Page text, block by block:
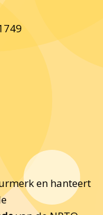
en hanteert